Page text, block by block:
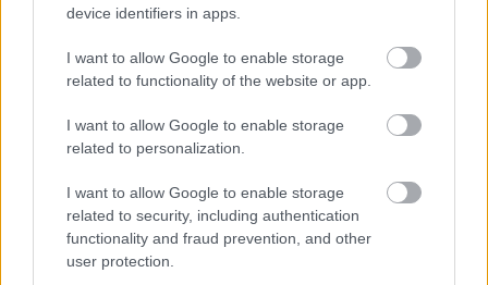
device identifiers in apps.
I want to allow Google to enable storage
related to functionality of the website or app.
I want to allow Google to enable storage
related to personalization.
I want to allow Google to enable storage
related to security, including authentication
functionality and fraud prevention, and other
user protection.
Hiába egészséges és jó minőségű a
menzakoszt, ha a sok szénhidráthoz
Pár hete működik a Lestár főzőkonyha Homokbányán, a
Bakos és Társai Bt. által felújított és átalakított konyhán 4
ezer kecskeméti diáknak készül a
Hraskó István